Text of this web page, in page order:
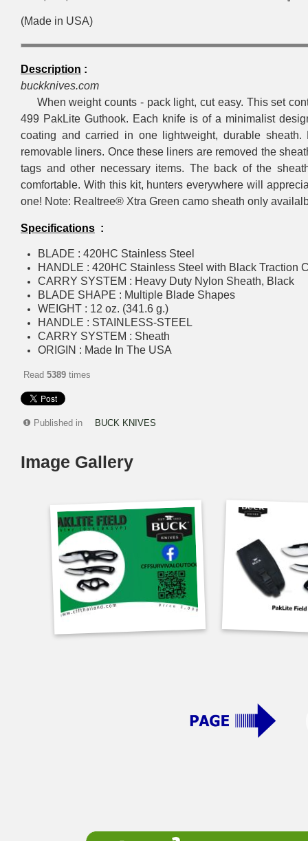
(Made in USA)
Description :
buckknives.com
When weight counts - pack light, cut easy. This set
499 PakLite Guthook. Each knife is of a minimalist
coating and carried in one lightweight, durable
removable liners. Once these liners are removed the
tags and other necessary items. The back of the
comfortable. With this kit, hunters everywhere will
one! Note: Realtree® Xtra Green camo sheath only
Specifications :
BLADE : 420HC Stainless Steel
HANDLE : 420HC Stainless Steel with Black Traction
CARRY SYSTEM : Heavy Duty Nylon Sheath, Black
BLADE SHAPE : Multiple Blade Shapes
WEIGHT : 12 oz. (341.6 g.)
HANDLE : STAINLESS-STEEL
CARRY SYSTEM : Sheath
ORIGIN : Made In The USA
Read 5389 times
Published in BUCK KNIVES
Image Gallery